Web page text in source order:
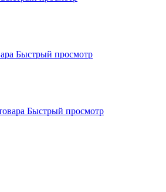
Быстрый просмотр
Быстрый просмотр